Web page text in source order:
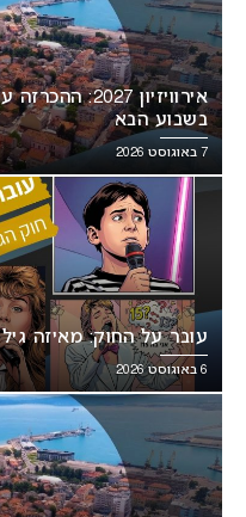
אירוויזיון
בשבוע הבא
7 באוגוסט 2026
עובר על החוק: מאיזה גיל
6 באוגוסט 2026